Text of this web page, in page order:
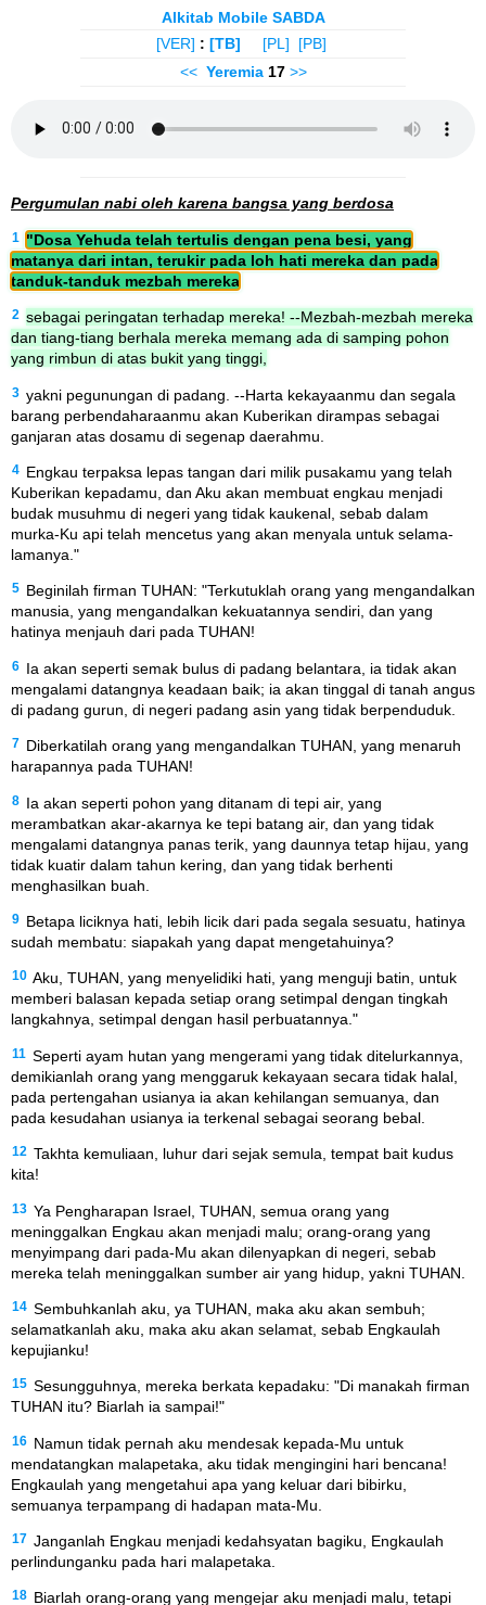
Alkitab Mobile SABDA
[VER] : [TB] [PL]
[PB]
<< Yeremia17 >>
Pergumulan nabi oleh karena bangsa yang berdosa
1
"Dosa Yehuda telah tertulis dengan pena besi, yang
matanya dari intan, terukir pada loh hati mereka dan pada
tanduk-tanduk mezbah mereka
2 sebagai peringatan terhadap mereka! --Mezbah-mezbah mereka
dan tiang-tiang berhala mereka memang ada di samping pohon
yang rimbun di atas bukit yang tinggi,
3 yakni pegunungan di padang. --Harta kekayaanmu dan segala
barang perbendaharaanmu akan Kuberikan dirampas sebagai
ganjaran atas dosamu di segenap daerahmu.
4 Engkau terpaksa lepas tangan dari milik pusakamu yang telah
Kuberikan kepadamu, dan Aku akan membuat engkau menjadi
budak musuhmu di negeri yang tidak kaukenal, sebab dalam
murka-Ku api telah mencetus yang akan menyala untuk selama-
lamanya."
5 Beginilah firman TUHAN: "Terkutuklah orang yang mengandalkan
manusia, yang mengandalkan kekuatannya sendiri, dan yang
hatinya menjauh dari pada TUHAN!
6 Ia akan seperti semak bulus di padang belantara, ia tidak akan
mengalami datangnya keadaan baik; ia akan tinggal di tanah angus
di padang gurun, di negeri padang asin yang tidak berpenduduk.
7 Diberkatilah orang yang mengandalkan TUHAN, yang menaruh
harapannya pada TUHAN!
8 Ia akan seperti pohon yang ditanam di tepi air, yang
merambatkan akar-akarnya ke tepi batang air, dan yang tidak
mengalami datangnya panas terik, yang daunnya tetap hijau, yang
tidak kuatir dalam tahun kering, dan yang tidak berhenti
menghasilkan buah.
9 Betapa liciknya hati, lebih licik dari pada segala sesuatu, hatinya
sudah membatu: siapakah yang dapat mengetahuinya?
10 Aku, TUHAN, yang menyelidiki hati, yang menguji batin, untuk
memberi balasan kepada setiap orang setimpal dengan tingkah
langkahnya, setimpal dengan hasil perbuatannya."
11 Seperti ayam hutan yang mengerami yang tidak ditelurkannya,
demikianlah orang yang menggaruk kekayaan secara tidak halal,
pada pertengahan usianya ia akan kehilangan semuanya, dan
pada kesudahan usianya ia terkenal sebagai seorang bebal.
12 Takhta kemuliaan, luhur dari sejak semula, tempat bait kudus
kita!
13 Ya Pengharapan Israel, TUHAN, semua orang yang
meninggalkan Engkau akan menjadi malu; orang-orang yang
menyimpang dari pada-Mu akan dilenyapkan di negeri, sebab
mereka telah meninggalkan sumber air yang hidup, yakni TUHAN.
14 Sembuhkanlah aku, ya TUHAN, maka aku akan sembuh;
selamatkanlah aku, maka aku akan selamat, sebab Engkaulah
kepujianku!
15 Sesungguhnya, mereka berkata kepadaku: "Di manakah firman
TUHAN itu? Biarlah ia sampai!"
16 Namun tidak pernah aku mendesak kepada-Mu untuk
mendatangkan malapetaka, aku tidak mengingini hari bencana!
Engkaulah yang mengetahui apa yang keluar dari bibirku,
semuanya terpampang di hadapan mata-Mu.
17 Janganlah Engkau menjadi kedahsyatan bagiku, Engkaulah
perlindunganku pada hari malapetaka.
18 Biarlah orang-orang yang mengejar aku menjadi malu, tetapi